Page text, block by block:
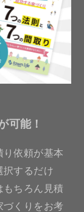
可能！
依頼が基本
択するだけ
もちろん見積
づくりをお考